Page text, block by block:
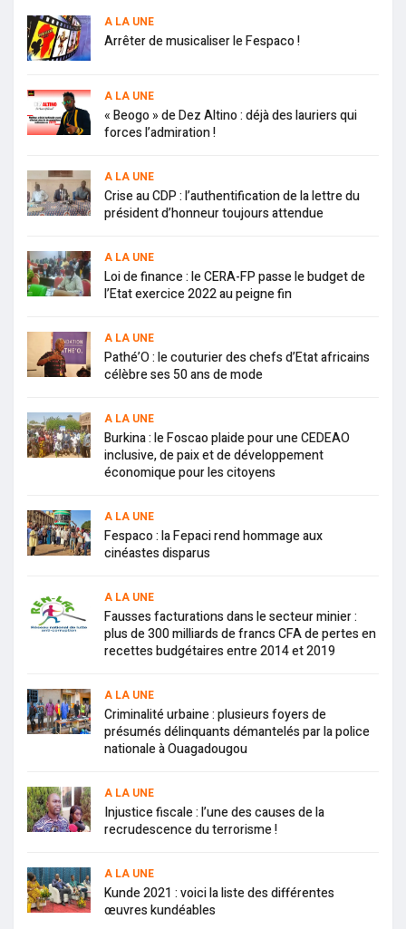
A LA UNE
Arrêter de musicaliser le Fespaco !
A LA UNE
« Beogo » de Dez Altino : déjà des lauriers qui
forces l’admiration !
A LA UNE
Crise au CDP : l’authentification de la lettre du
président d’honneur toujours attendue
A LA UNE
Loi de finance : le CERA-FP passe le budget de
l’Etat exercice 2022 au peigne fin
A LA UNE
Pathé’O : le couturier des chefs d’Etat africains
célèbre ses 50 ans de mode
A LA UNE
Burkina : le Foscao plaide pour une CEDEAO
inclusive, de paix et de développement
économique pour les citoyens
A LA UNE
Fespaco : la Fepaci rend hommage aux
cinéastes disparus
A LA UNE
Fausses facturations dans le secteur minier :
plus de 300 milliards de francs CFA de pertes en
recettes budgétaires entre 2014 et 2019
A LA UNE
Criminalité urbaine : plusieurs foyers de
présumés délinquants démantelés par la police
nationale à Ouagadougou
A LA UNE
Injustice fiscale : l’une des causes de la
recrudescence du terrorisme !
A LA UNE
Kunde 2021 : voici la liste des différentes
œuvres kundéables